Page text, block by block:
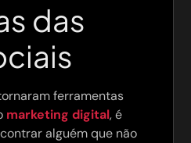
das
ferramentas
marketing digital, é
alguém que não